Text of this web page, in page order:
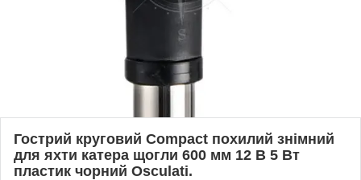
Гострий круговий Compact похилий знімний
для яхти катера щогли 600 мм 12 В 5 Вт
пластик чорний Osculati.